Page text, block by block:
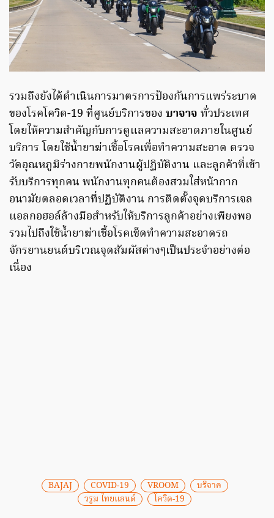
รวมถึงยังได้ดำเนินการมาตรการป้องกันการแพร่ระบาด
ของโรคโควิด-19 ที่ศูนย์บริการของ บาจาจ ทั่วประเทศ
โดยให้ความสำคัญกับการดูแลความสะอาดภายในศูนย์
บริการ โดยใช้น้ำยาฆ่าเชื้อโรคเพื่อทำความสะอาด ตรวจ
วัดอุณหภูมิร่างกายพนักงานผู้ปฏิบัติงาน และลูกค้าที่เข้า
รับบริการทุกคน พนักงานทุกคนต้องสวมใส่หน้ากาก
อนามัยตลอดเวลาที่ปฏิบัติงาน การติดตั้งจุดบริการเจล
แอลกอฮอล์ล้างมือสำหรับให้บริการลูกค้าอย่างเพียงพอ
รวมไปถึงใช้น้ำยาฆ่าเชื้อโรคเช็ดทำความสะอาดรถ
จักรยานยนต์บริเวณจุดสัมผัสต่างๆเป็นประจำอย่างต่อ
เนื่อง
BAJAJ COVID-19 VROOM
บริจาค
วรูม ไทยแลนด์
โควิด-19